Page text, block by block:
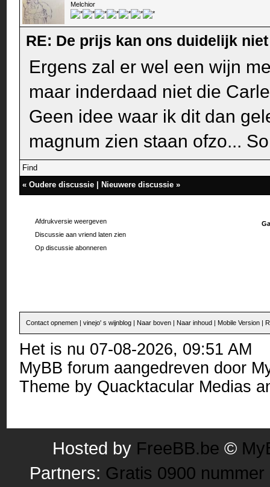
Melchior
RE: De prijs kan ons duidelijk
Ergens zal er wel een wijn
maar inderdaad niet die
Geen idee waar ik dit dan
magnum zien staan ofzo...
Find
«Oudere discussie Nieuwere discussie »
Afdrukversie weergeven
Discussie aan vriend laten zien
Op discussie abonneren
Contact opnemen |vinejo' s wijnblog | Naar boven | Naar inhoud | Mobile Version |
Het is nu 07-08-2026, 09:51 AM
MyBB forum aangedreven door
Theme by Quacktacular Medias
Hosted by FreeBB.be ©
Partners: Gratis 0900 nummer